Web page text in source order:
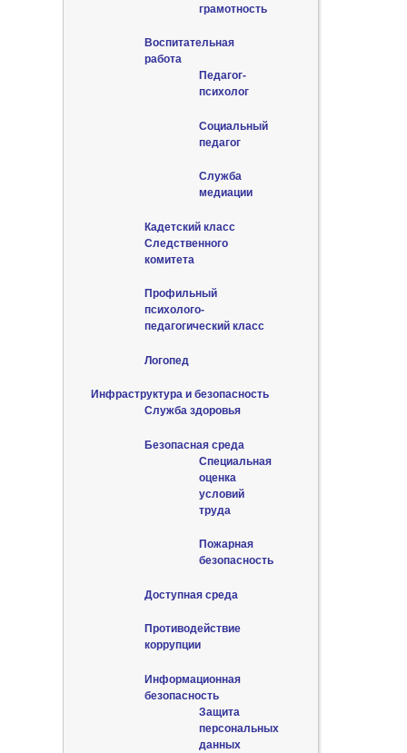
грамотность
Воспитательная
работа
Педагог-
психолог
Социальный
педагог
Служба
медиации
Кадетский класс
Следственного
комитета
Профильный
психолого-
педагогический класс
Логопед
Инфраструктура и безопасность
Служба здоровья
Безопасная среда
Специальная
оценка
условий
труда
Пожарная
безопасность
Доступная среда
Противодействие
коррупции
Информационная
безопасность
Защита
персональных
данных